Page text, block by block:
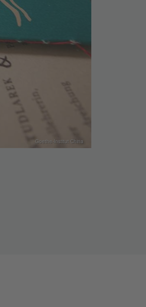
Goethe-Institut China